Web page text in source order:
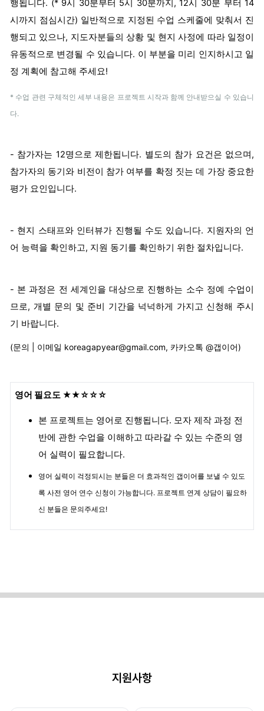
행됩니다. (* 9시 30분부터 5시 30분까지 , 12시 30분 부터 14
시까지 점심시간) 일반적으로 지정된 수업 스케줄에 맞춰서 진
행되고 있으나, 지도자분들의 상황 및 현지 사정에 따라 일정이
유동적으로 변경될 수 있습니다. 이 부분을 미리 인지하시고 일
정 계획에 참고해 주세요!
* 수업 관련 구체적인 세부 내용은 프로젝트 시작과 함께 안내받으실 수 있습니
다.
- 참가자는 12명으로 제한됩니다. 별도의 참가 요건은 없으며,
참가자의 동기와 비전이 참가 여부를 확정 짓는 데 가장 중요한
평가 요인입니다.
- 현지 스태프와 인터뷰가 진행될 수도 있습니다. 지원자의 언
어 능력을 확인하고, 지원 동기를 확인하기 위한 절차입니다.
- 본 과정은 전 세계인을 대상으로 진행하는 소수 정예 수업이
므로, 개별 문의 및 준비 기간을 넉넉하게 가지고 신청해 주시
기 바랍니다.
(문의 | 이메일 koreagapyear@gmail.com, 카카오톡 @갭이어)
영어 필요도 ★★☆☆☆
본 프로젝트는 영어로 진행됩니다. 모자 제작 과정 전
반에 관한 수업을 이해하고 따라갈 수 있는 수준의 영
어 실력이 필요합니다.
영어 실력이 걱정되시는 분들은 더 효과적인 갭이어를 보낼 수 있도
록 사전 영어 연수 신청이 가능합니다. 프로젝트 연계 상담이 필요하
신 분들은 문의주세요!
지원사항